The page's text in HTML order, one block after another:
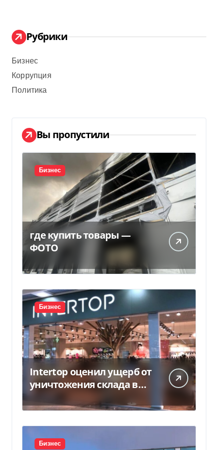
Рубрики
Бизнес
Коррупция
Политика
Вы пропустили
Бизнес
где купить товары —
ФОТО
Бизнес
Intertop оценил ущерб от
уничтожения склада в
Бизнес